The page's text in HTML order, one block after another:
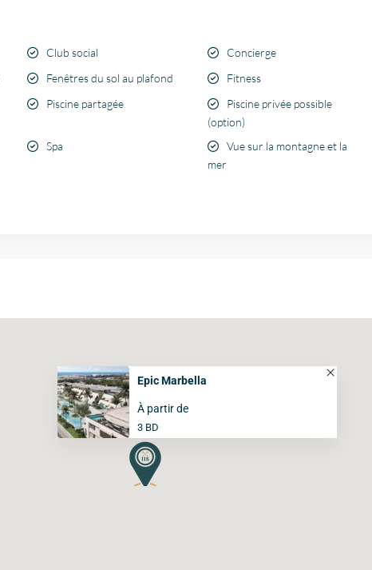
Club social
Concierge
Fenêtres du sol au plafond
Fitness
Piscine partagée
Piscine privée possible
(option)
Spa
Vue sur la montagne et la
mer
Epic Marbella
À partir de
3 BD